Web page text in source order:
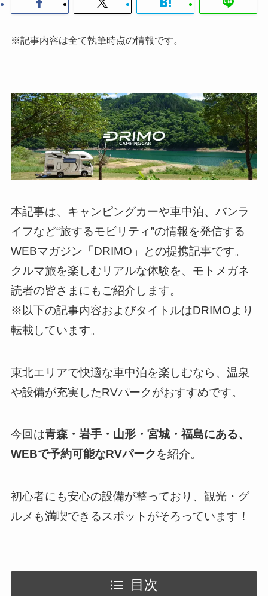
※記事内容は全て執筆時点の情報です。
本記事は、キャンピングカーや車中泊、バンラ
イフなど“旅するモビリティ”の情報を発信する
WEBマガジン「DRIMO」との提携記事です。
クルマ旅を楽しむリアルな体験を、モトメガネ
読者の皆さまにもご紹介します。
※以下の記事内容およびタイトルはDRIMOより
転載しています。
東北エリアで快適な車中泊を楽しむなら、温泉
や設備が充実したRVパークがおすすめです。
今回は青森・岩手・山形・宮城・福島にある、
WEBで予約可能なRVパークを紹介。
初心者にも安心の設備が整っており、観光・グ
ルメも満喫できるスポットがそろっています！
目次